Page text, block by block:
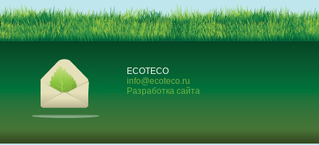
ECOTECO
info@ecoteco.ru
Разработка сайта